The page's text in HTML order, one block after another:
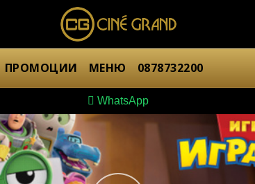
ПРОМОЦИИ МЕНЮ 0878732200
WhatsApp